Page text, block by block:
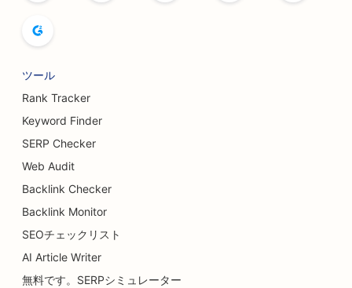
ツール
Rank Tracker
Keyword Finder
SERP Checker
Web Audit
Backlink Checker
Backlink Monitor
SEOチェックリスト
AI Article Writer
無料です。SERPシミュレーター